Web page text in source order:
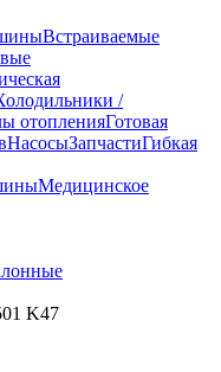
Встраиваемые
/
отопленияГотовая
НасосыЗапчастиГибкая
Медицинское
K47